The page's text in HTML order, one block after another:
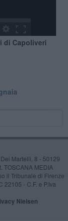
di Capoliveri
Martelli, 8 - 50129
TOSCANA MEDIA
il Tribunale di Firenze
22105 - C.F. e P.Iva
Nielsen